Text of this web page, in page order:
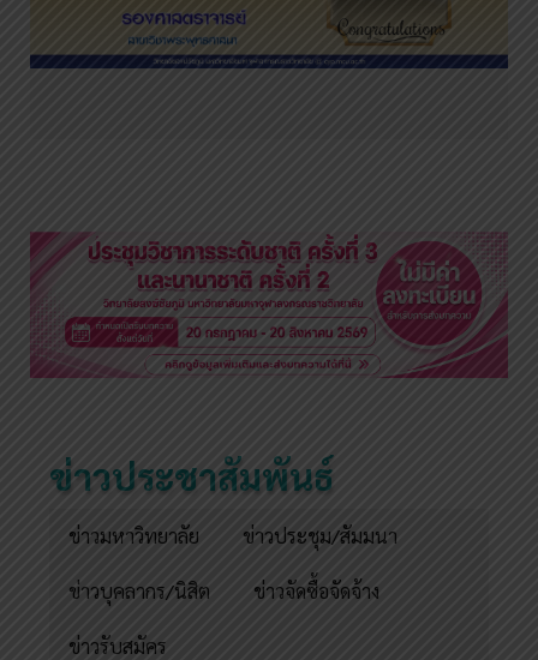
ข่าวประชาสัมพันธ์
ข่าวมหาวิทยาลัย ข่าวประชุม/สัมมนา
ข่าวบุคลากร/นิสิต ข่าวจัดซื้อจัดจ้าง
ข่าวรับสมัคร